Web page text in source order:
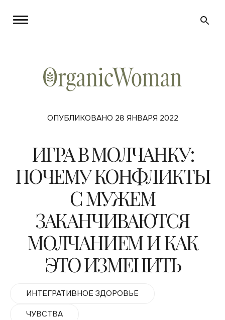
ОПУБЛИКОВАНО 28 ЯНВАРЯ 2022
ИГРА В МОЛЧАНКУ:
ПОЧЕМУ КОНФЛИКТЫ
С МУЖЕМ
ЗАКАНЧИВАЮТСЯ
МОЛЧАНИЕМ И КАК
ЭТО ИЗМЕНИТЬ
ИНТЕГРАТИВНОЕ ЗДОРОВЬЕ
ЧУВСТВА